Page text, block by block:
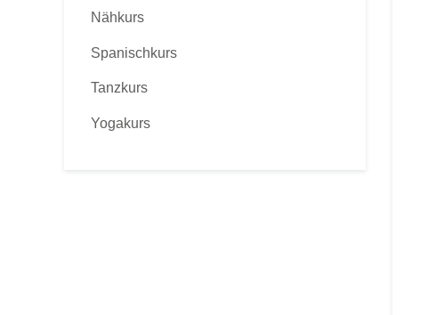
Nähkurs
Spanischkurs
Tanzkurs
Yogakurs